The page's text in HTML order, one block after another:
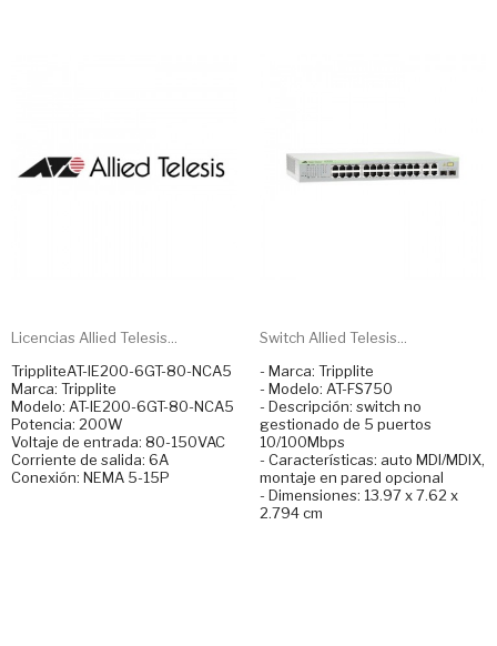
Licencias Allied Telesis...
TrippliteAT-IE200-6GT-80-NCA5
Marca: Tripplite
Modelo: AT-IE200-6GT-80-NCA5
Potencia: 200W
Voltaje de entrada: 80-150VAC
Corriente de salida: 6A
Conexión: NEMA 5-15P
Switch Allied Telesis...
- Marca: Tripplite
- Modelo: AT-FS750
- Descripción: switch no
gestionado de 5 puertos
10/100Mbps
- Características: auto MDI/MDIX,
montaje en pared opcional
- Dimensiones: 13.97 x 7.62 x
2.794 cm